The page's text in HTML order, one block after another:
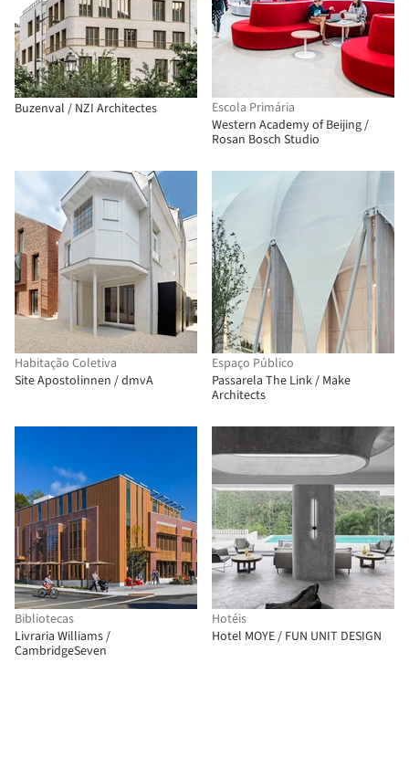
Buzenval / NZI Architectes
Escola Primária
Western Academy of Beijing /
Rosan Bosch Studio
Habitação Coletiva
Site Apostolinnen / dmvA
Espaço Público
Passarela The Link / Make
Architects
Bibliotecas
Livraria Williams /
CambridgeSeven
Hotéis
Hotel MOYE / FUN UNIT DESIGN